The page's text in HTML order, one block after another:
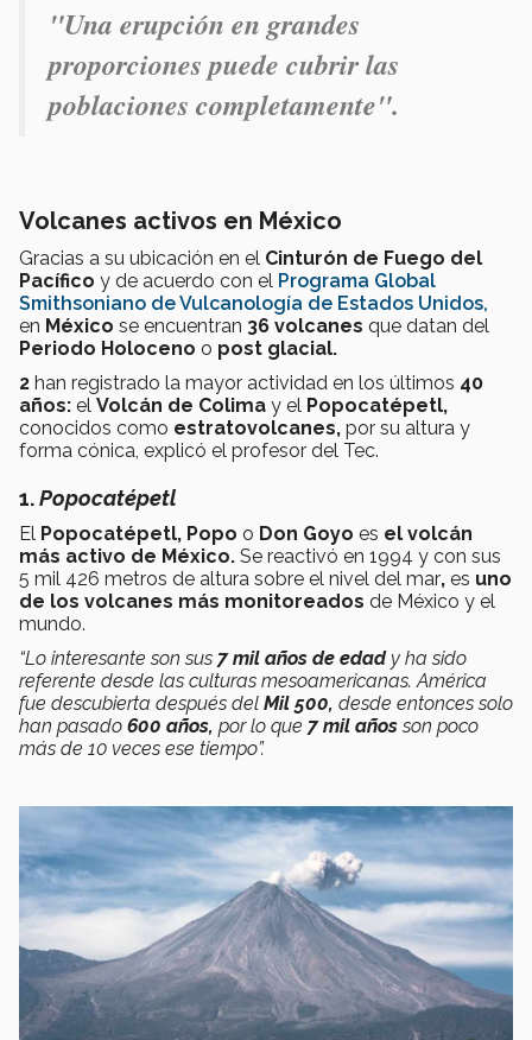
"Una erupción en grandes
proporciones puede cubrir las
poblaciones completamente".
Volcanes activos en México
Gracias a su ubicación en el Cinturón de Fuego del
Pacífico y de acuerdo con el Programa Global
Smithsoniano de Vulcanología de Estados Unidos,
en México se encuentran 36 volcanes que datan del
Periodo Holoceno o post glacial.
2 han registrado la mayor actividad en los últimos 40
años: el Volcán de Colima y el Popocatépetl,
conocidos como estratovolcanes, por su altura y
forma cónica, explicó el profesor del Tec.
1.Popocatépetl
El Popocatépetl, Popo o Don Goyo es el volcán
más activo de México. Se reactivó en 1994 y con sus
5 mil 426 metros de altura sobre el nivel del mar, es uno
de los volcanes más monitoreados de México y el
mundo.
“Lo interesante son sus 7 mil años de edady ha sido
referente desde las culturas mesoamericanas. América
fue descubierta después del Mil 500, desde entonces solo
han pasado 600 años, por lo que 7 mil añosson poco
más de 10 veces ese tiempo”.